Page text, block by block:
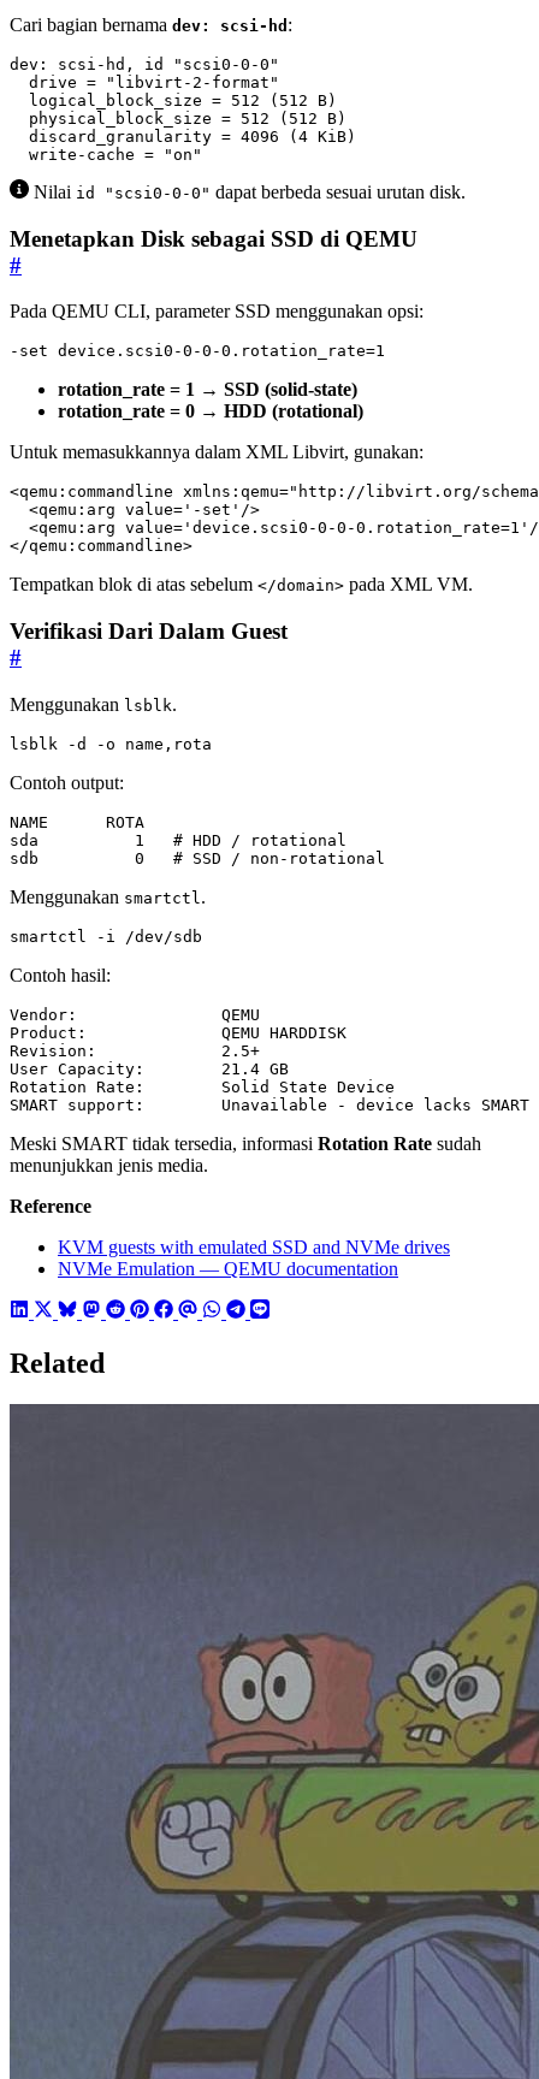
Cari bagian bernama dev: scsi-hd :
  write-cache = "on"
Nilai id "scsi0-0-0" dapat berbeda sesuai urutan disk.
Menetapkan Disk sebagai SSD di QEMU
#
Pada QEMU CLI, parameter SSD menggunakan opsi:
-set device.scsi0-0-0-0.rotation_rate=1
rotation_rate = 1 → SSD (solid-state)
rotation_rate = 0 → HDD (rotational)
Untuk memasukkannya dalam XML Libvirt, gunakan:
<qemu:commandline xmlns:qemu="http://libvirt.org/
<qemu:arg value= '-set' />
<qemu:arg value= 'device.scsi0-0-0-0.rotation_rate=1' /
</qemu:commandline>
Tempatkan blok di atas sebelum </domain> pada XML VM.
Verifikasi Dari Dalam Guest
#
Menggunakan lsblk.
lsblk -d -o name,rota
Contoh output:
sdb          0   # SSD / non-rotational
Menggunakan smartctl .
smartctl -i /dev/sdb
Contoh hasil:
SMART support:        Unavailable - device lacks
Meski SMART tidak tersedia, informasi Rotation Rate sudah
menunjukkan jenis media.
Reference
KVM guests with emulated SSD and NVMe drives
NVMe Emulation — QEMU documentation
Related